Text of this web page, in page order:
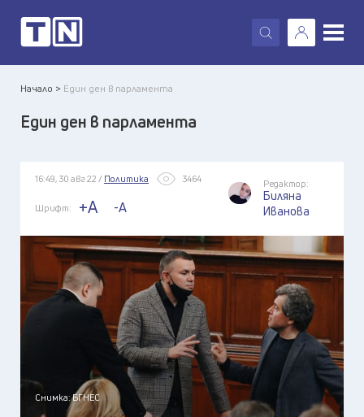
X
Начало > Един ден в парламента
Един ден в парламента
16:49, 30 авг 22 / Политика 3464
Шрифт: +A -A
Редактор:
Биляна
Иванова
Снимка: БГНЕС